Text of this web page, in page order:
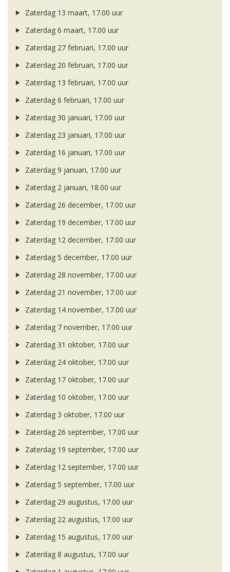
Zaterdag 13 maart, 17.00 uur
Zaterdag 6 maart, 17.00 uur
Zaterdag 27 februari, 17.00 uur
Zaterdag 20 februari, 17.00 uur
Zaterdag 13 februari, 17.00 uur
Zaterdag 6 februari, 17.00 uur
Zaterdag 30 januari, 17.00 uur
Zaterdag 23 januari, 17.00 uur
Zaterdag 16 januari, 17.00 uur
Zaterdag 9 januari, 17.00 uur
Zaterdag 2 januari, 18.00 uur
Zaterdag 26 december, 17.00 uur
Zaterdag 19 december, 17.00 uur
Zaterdag 12 december, 17.00 uur
Zaterdag 5 december, 17.00 uur
Zaterdag 28 november, 17.00 uur
Zaterdag 21 november, 17.00 uur
Zaterdag 14 november, 17.00 uur
Zaterdag 7 november, 17.00 uur
Zaterdag 31 oktober, 17.00 uur
Zaterdag 24 oktober, 17.00 uur
Zaterdag 17 oktober, 17.00 uur
Zaterdag 10 oktober, 17.00 uur
Zaterdag 3 oktober, 17.00 uur
Zaterdag 26 september, 17.00 uur
Zaterdag 19 september, 17.00 uur
Zaterdag 12 september, 17.00 uur
Zaterdag 5 september, 17.00 uur
Zaterdag 29 augustus, 17.00 uur
Zaterdag 22 augustus, 17.00 uur
Zaterdag 15 augustus, 17.00 uur
Zaterdag 8 augustus, 17.00 uur